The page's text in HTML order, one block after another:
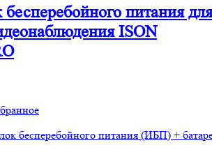
питания
ISON